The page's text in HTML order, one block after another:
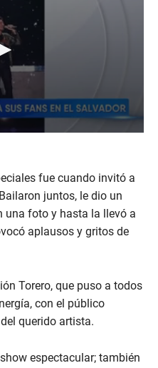
fue cuando invitó a
juntos, le dio un
una foto y hasta la llevó a
aplausos y gritos de
Torero, que puso a todos
con el público
querido artista.
espectacular; también